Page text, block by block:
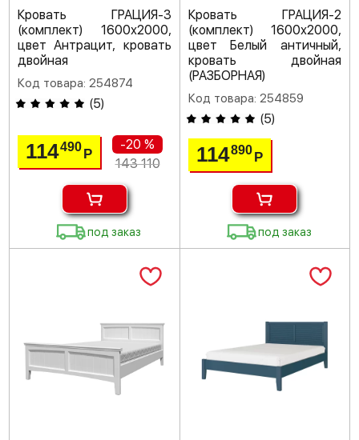
Кровать ГРАЦИЯ-3
(комплект) 1600х2000,
цвет Антрацит, кровать
двойная
Код товара: 254874
(5)
114490Р
-20 %
143 110
под заказ
Кровать ГРАЦИЯ-2
(комплект) 1600х2000,
цвет Белый античный,
кровать двойная
(РАЗБОРНАЯ)
Код товара: 254859
(5)
114890 Р
под заказ